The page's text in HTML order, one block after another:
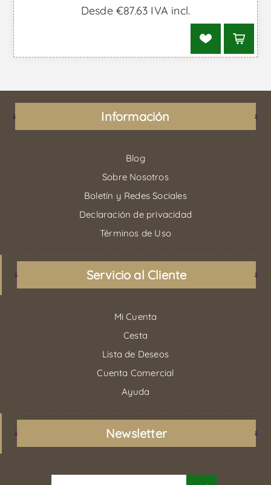
Desde €87,63 IVA incl.
Información
Blog
Sobre Nosotros
Boletín y Redes Sociales
Declaración de privacidad
Términos de Uso
Servicio al Cliente
Mi Cuenta
Cesta
Lista de Deseos
Cuenta Comercial
Ayuda
Newsletter